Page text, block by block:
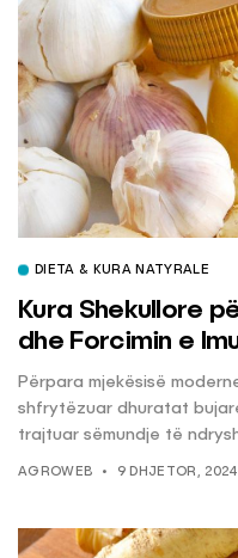
DIETA & KURA NATYRALE
Kura Shekullore
dhe Forcimin e
Përpara mjekësisë
shfrytëzuar dhuratat
trajtuar sëmundje të
AGROWEB 9 DHJETOR, 2024